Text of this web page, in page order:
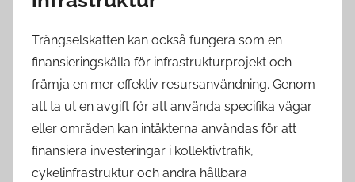
Trängselskatten kan också fungera som en
finansieringskälla för infrastrukturprojekt och
främja en mer effektiv resursanvändning. Genom
att ta ut en avgift för att använda specifika vägar
eller områden kan intäkterna användas för att
finansiera investeringar i kollektivtrafik,
cykelinfrastruktur och andra hållbara